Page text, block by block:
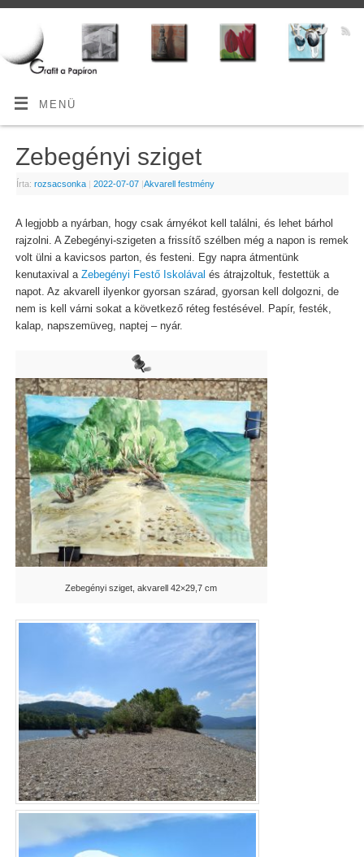
MENÜ
Zebegényi sziget
Írta: rozsacsonka | 2022-07-07 |Akvarell festmény
A legjobb a nyárban, hogy csak árnyékot kell találni, és lehet bárhol
rajzolni. A Zebegényi-szigeten a frissítő szélben még a napon is remek
volt ülni a kavicsos parton, és festeni. Egy napra átmentünk
kenutaxival a Zebegényi Festő Iskolával és átrajzoltuk, festettük a
napot. Az akvarell ilyenkor gyorsan szárad, gyorsan kell dolgozni, de
nem is kell várni sokat a következő réteg festésével. Papír, festék,
kalap, napszemüveg, naptej – nyár.
Zebegényi sziget, akvarell 42×29,7 cm